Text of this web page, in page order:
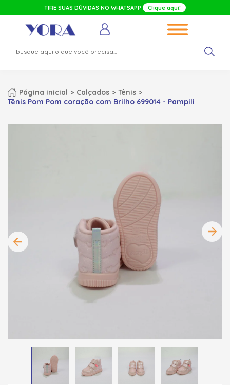
TIRE SUAS DÚVIDAS NO WHATSAPP Clique aqui!
Página inicial Calçados
Tênis
Tênis Pom Pom coração com Brilho 699014 - Pampili